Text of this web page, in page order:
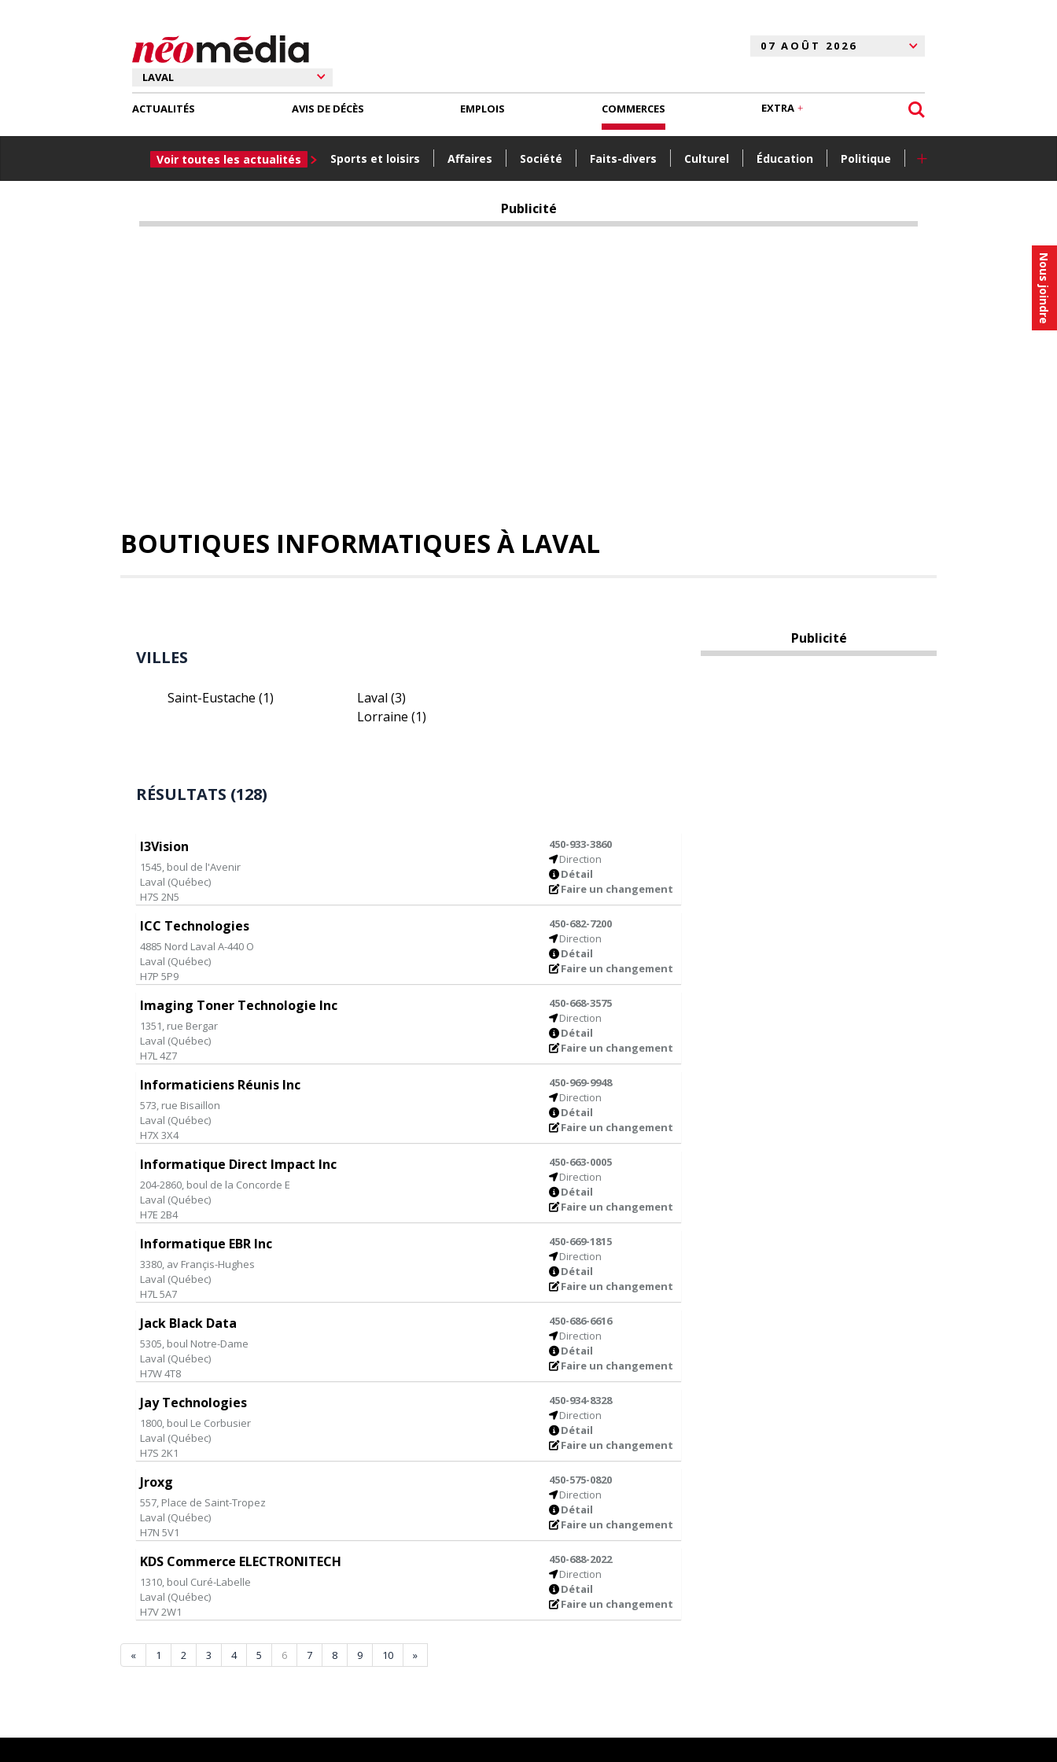
Nous joindre
ACTUALITÉS
Voir toutes les actualités Sports et loisirs Affaires Société Faits-divers Culturel Éducation Politique +
AVIS DE DÉCÈS EMPLOIS COMMERCES EXTRA
Publicité
BOUTIQUES INFORMATIQUES À LAVAL
VILLES
Saint-Eustache (1) Laval (3)
Lorraine (1)
RÉSULTATS (128)
I3Vision
1545, boul de l'Avenir
Laval (Québec)
H7S 2N5
450-933-3860
Direction
Détail
Faire un changement
ICC Technologies
4885 Nord Laval A-440 O
Laval (Québec)
H7P 5P9
450-682-7200
Direction
Détail
Faire un changement
Imaging Toner Technologie Inc
1351, rue Bergar
Laval (Québec)
H7L 4Z7
450-668-3575
Direction
Détail
Faire un changement
Informaticiens Réunis Inc
573, rue Bisaillon
Laval (Québec)
H7X 3X4
450-969-9948
Direction
Détail
Faire un changement
Informatique Direct Impact Inc
204-2860, boul de la Concorde E
Laval (Québec)
H7E 2B4
450-663-0005
Direction
Détail
Faire un changement
Informatique EBR Inc
3380, av Françis-Hughes
Laval (Québec)
H7L 5A7
450-669-1815
Direction
Détail
Faire un changement
Jack Black Data
5305, boul Notre-Dame
Laval (Québec)
H7W 4T8
450-686-6616
Direction
Détail
Faire un changement
Jay Technologies
1800, boul Le Corbusier
Laval (Québec)
H7S 2K1
450-934-8328
Direction
Détail
Faire un changement
Jroxg
557, Place de Saint-Tropez
Laval (Québec)
H7N 5V1
450-575-0820
Direction
Détail
Faire un changement
KDS Commerce ELECTRONITECH
1310, boul Curé-Labelle
Laval (Québec)
H7V 2W1
450-688-2022
Direction
Détail
Faire un changement
« 1 2 3 4 5 6 7 8 9 10 »
Publicité